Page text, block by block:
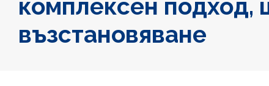
комплексен
възстановяване